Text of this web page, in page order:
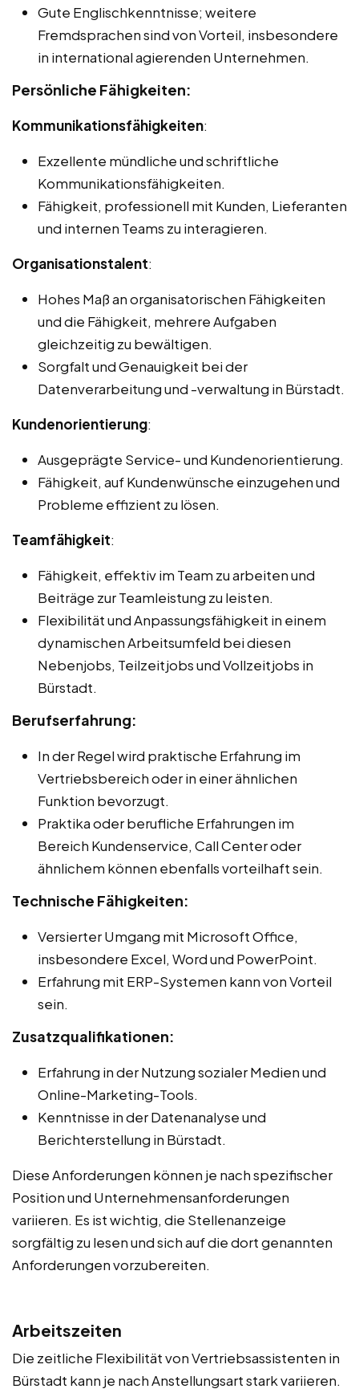
Gute Englischkenntnisse; weitere
Fremdsprachen sind von Vorteil, insbesondere
in international agierenden Unternehmen.
Persönliche Fähigkeiten:
Kommunikationsfähigkeiten:
Exzellente mündliche und schriftliche
Kommunikationsfähigkeiten.
Fähigkeit, professionell mit Kunden, Lieferanten
und internen Teams zu interagieren.
Organisationstalent:
Hohes Maß an organisatorischen Fähigkeiten
und die Fähigkeit, mehrere Aufgaben
gleichzeitig zu bewältigen.
Sorgfalt und Genauigkeit bei der
Datenverarbeitung und -verwaltung in Bürstadt.
Kundenorientierung:
Ausgeprägte Service- und Kundenorientierung.
Fähigkeit, auf Kundenwünsche einzugehen und
Probleme effizient zu lösen.
Teamfähigkeit:
Fähigkeit, effektiv im Team zu arbeiten und
Beiträge zur Teamleistung zu leisten.
Flexibilität und Anpassungsfähigkeit in einem
dynamischen Arbeitsumfeld bei diesen
Nebenjobs, Teilzeitjobs und Vollzeitjobs in
Bürstadt.
Berufserfahrung:
In der Regel wird praktische Erfahrung im
Vertriebsbereich oder in einer ähnlichen
Funktion bevorzugt.
Praktika oder berufliche Erfahrungen im
Bereich Kundenservice, Call Center oder
ähnlichem können ebenfalls vorteilhaft sein.
Technische Fähigkeiten:
Versierter Umgang mit Microsoft Office,
insbesondere Excel, Word und PowerPoint.
Erfahrung mit ERP-Systemen kann von Vorteil
sein.
Zusatzqualifikationen:
Erfahrung in der Nutzung sozialer Medien und
Online-Marketing-Tools.
Kenntnisse in der Datenanalyse und
Berichterstellung in Bürstadt.
Diese Anforderungen können je nach spezifischer
Position und Unternehmensanforderungen
variieren. Es ist wichtig, die Stellenanzeige
sorgfältig zu lesen und sich auf die dort genannten
Anforderungen vorzubereiten.
Arbeitszeiten
Die zeitliche Flexibilität von Vertriebsassistenten in
Bürstadt kann je nach Anstellungsart stark variieren.